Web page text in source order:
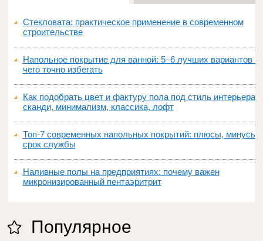
Стекловата: практическое применение в современном
строительстве
Напольное покрытие для ванной: 5–6 лучших вариантов и
чего точно избегать
Как подобрать цвет и фактуру пола под стиль интерьера:
сканди, минимализм, классика, лофт
Топ‑7 современных напольных покрытий: плюсы, минусы,
срок службы
Наливные полы на предприятиях: почему важен
микронизированный пентаэритрит
Популярное